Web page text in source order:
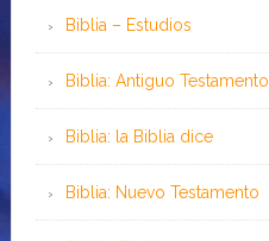
Biblia – Estudios
Biblia: Antiguo Testamento
Biblia: la Biblia dice
Biblia: Nuevo Testamento